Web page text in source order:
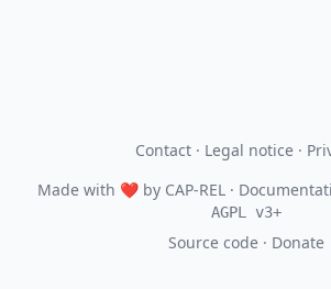
Contact· Legal notice·
Made with ❤by CAP-REL·
AGPL v3+
Source code · Donate